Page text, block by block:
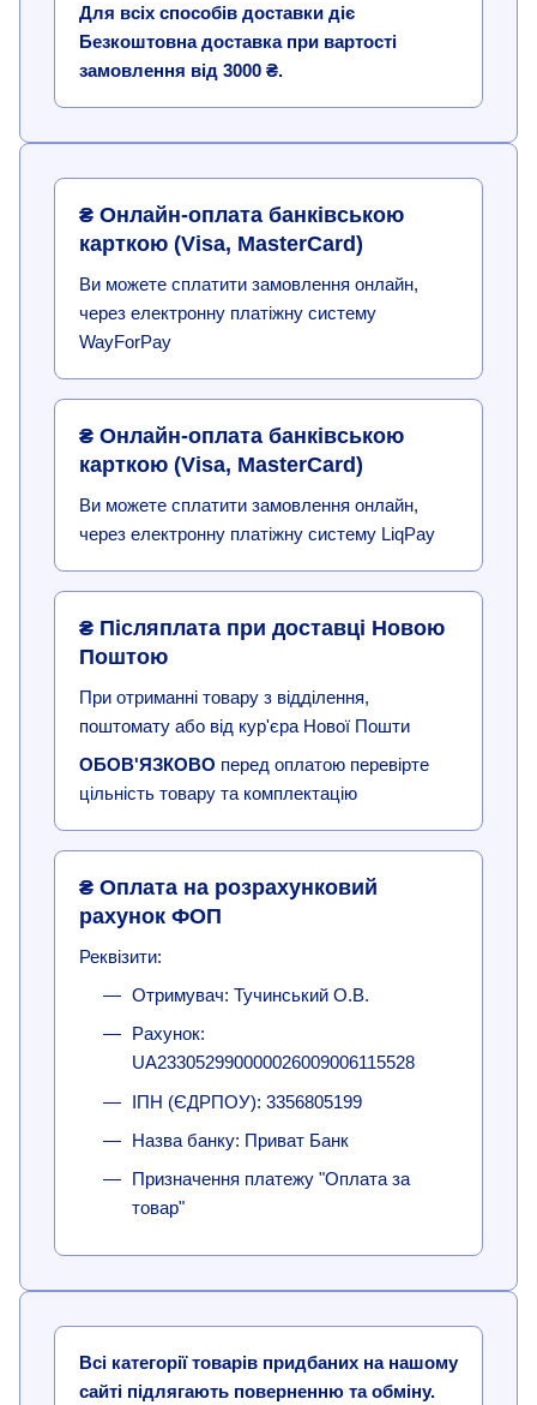
Для всіх способів доставки діє
Безкоштовна доставка при вартості
замовлення від 3000 ₴.
₴ Онлайн-оплата банківською
карткою (Visa, MasterCard)
Ви можете сплатити замовлення онлайн,
через електронну платіжну систему
WayForPay
₴ Онлайн-оплата банківською
карткою (Visa, MasterCard)
Ви можете сплатити замовлення онлайн,
через електронну платіжну систему LiqPay
₴ Післяплата при доставці Новою
Поштою
При отриманні товару з відділення,
поштомату або від кур'єра Нової Пошти
ОБОВ'ЯЗКОВО перед оплатою перевірте
цільність товару та комплектацію
₴ Оплата на розрахунковий
рахунок ФОП
Реквізити:
Отримувач: Тучинський О.В.
Рахунок:
UA233052990000026009006115528
ІПН (ЄДРПОУ): 3356805199
Назва банку: Приват Банк
Призначення платежу "Оплата за
товар"
Всі категорії товарів придбаних на нашому
сайті підлягають поверненню та обміну.